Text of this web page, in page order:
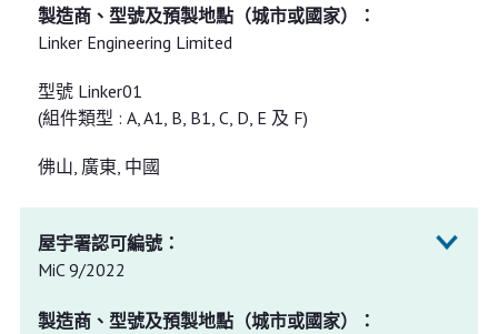
Linker Engineering Limited
型號 Linker01
(組件類型 : A, A1, B, B1, C, D, E 及 F)
佛山, 廣東, 中國
MiC 9/2022